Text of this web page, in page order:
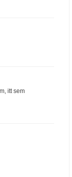
itt sem